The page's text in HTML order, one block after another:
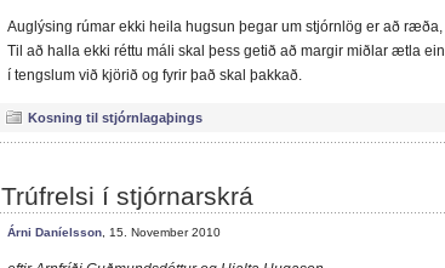
Auglýsing rúmar ekki heila hugsun þegar um stjórnlög er að
Til að halla ekki réttu máli skal þess getið að margir miðlar ætla
í tengslum við kjörið og fyrir það skal þakkað.
Kosning til stjórnlagaþings
Trúfrelsi í stjórnarskrá
Árni Daníelsson , 15. November 2010